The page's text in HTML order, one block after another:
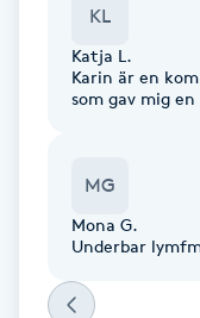
Diamantslipning
Enzympeeling
Extensions
Extensions
Eyeliner-tatuering
KL
Katja L.
Karin är en
som gav mig
MG
Mona G.
Underbar